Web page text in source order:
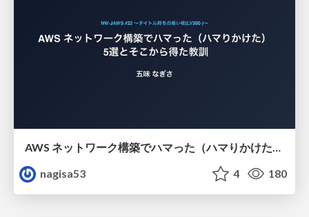
AWS ネットワーク構築でハマった（ハマりかけた） 5選とそこから得た教訓
nagisa53
4 180